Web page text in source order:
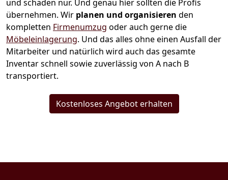
und schaden nur. Und genau hier sollten die Profis
übernehmen. Wir planen und organisieren den
kompletten Firmenumzug oder auch gerne die
Möbeleinlagerung. Und das alles ohne einen Ausfall der
Mitarbeiter und natürlich wird auch das gesamte
Inventar schnell sowie zuverlässig von A nach B
transportiert.
Kostenloses Angebot erhalten